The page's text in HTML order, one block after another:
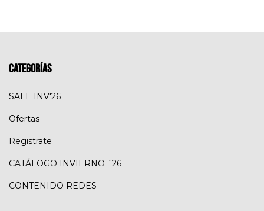
Categorías
SALE INV'26
Ofertas
Registrate
CATÁLOGO INVIERNO ´26
CONTENIDO REDES